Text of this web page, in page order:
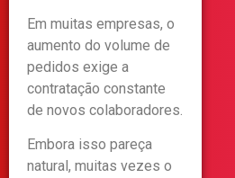
Em muitas empresas, o
aumento do volume de
pedidos exige a
contratação constante
de novos colaboradores.
Embora isso pareça
natural, muitas vezes o